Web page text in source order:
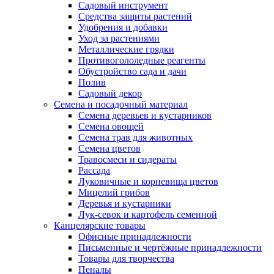
Садовый инструмент
Средства защиты растений
Удобрения и добавки
Уход за растениями
Металлические грядки
Противогололедные реагенты
Обустройство сада и дачи
Полив
Садовый декор
Семена и посадочный материал
Семена деревьев и кустарников
Семена овощей
Семена трав для животных
Семена цветов
Травосмеси и сидераты
Рассада
Луковичные и корневища цветов
Мицелий грибов
Деревья и кустарники
Лук-севок и картофель семенной
Канцелярские товары
Офисные принадлежности
Письменные и чертёжные принадлежности
Товары для творчества
Пеналы